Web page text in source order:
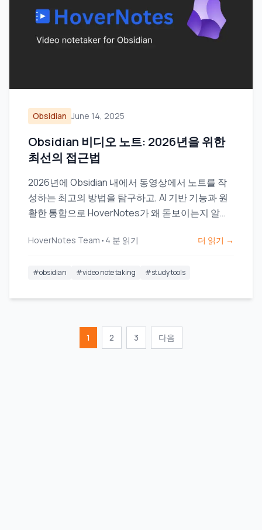
Obsidian June 14, 2025
Obsidian 비디오 노트: 2026년을 위한
최선의 접근법
2026년에 Obsidian 내에서 동영상에서 노트를 작
성하는 최고의 방법을 탐구하고, AI 기반 기능과 원
활한 통합으로 HoverNotes가 왜 돋보이는지 알아
HoverNotes Team • 4 분 읽기 더 읽기 →
#obsidian #video note taking #study tools
1 2 3 다음